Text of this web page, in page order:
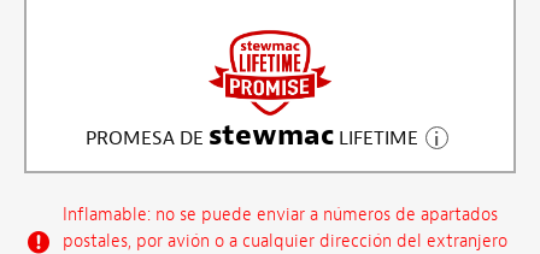
PROMESA DE stewmacLIFETIME
Inflamable: no se puede enviar a números de apartados
postales, por avión o a cualquier dirección del extranjero